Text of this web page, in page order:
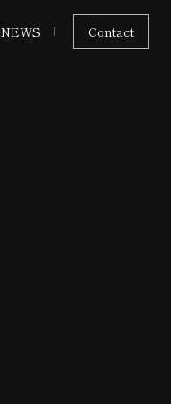
NEWS Contact